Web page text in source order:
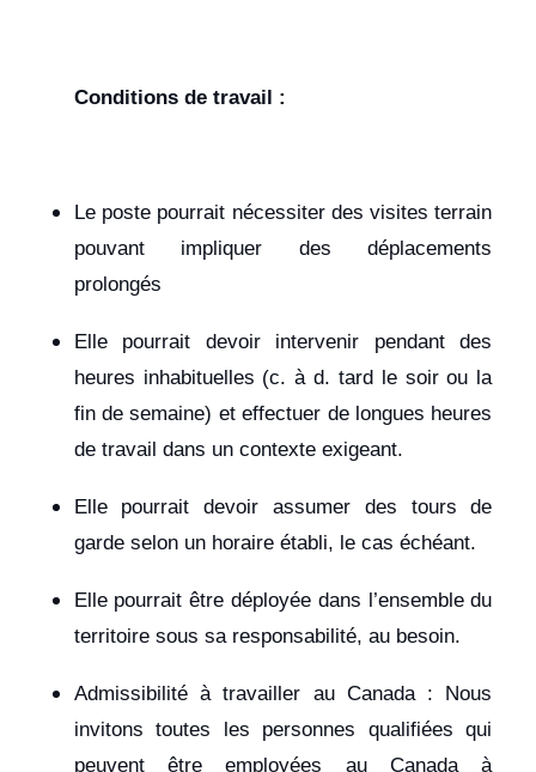
Conditions de travail :
Le poste pourrait nécessiter des visites terrain
pouvant impliquer des déplacements
prolongés
Elle pourrait devoir intervenir pendant des
heures inhabituelles (c. à d. tard le soir ou la
fin de semaine) et effectuer de longues heures
de travail dans un contexte exigeant.
Elle pourrait devoir assumer des tours de
garde selon un horaire établi, le cas échéant.
Elle pourrait être déployée dans l’ensemble du
territoire sous sa responsabilité, au besoin.
Admissibilité à travailler au Canada : Nous
invitons toutes les personnes qualifiées qui
peuvent être employées au Canada à